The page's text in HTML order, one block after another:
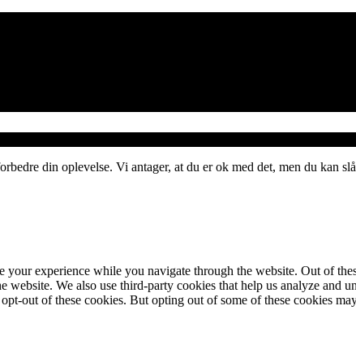
din oplevelse. Vi antager, at du er ok med det, men du kan
experience while you navigate through the website. Out of
website. We also use third-party cookies that help us analyze
out of these cookies. But opting out of some of these cookies